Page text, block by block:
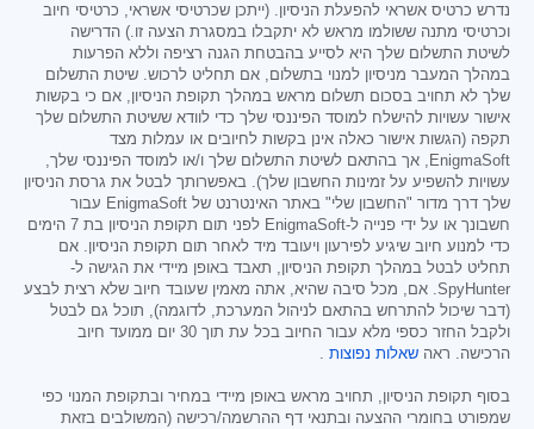
נדרש כרטיס אשראי להפעלת הניסיון. (ייתכן שכרטיסי אשראי, כרטיסי חיוב
וכרטיסי מתנה ששולמו מראש לא יתקבלו במסגרת הצעה זו.) הדרישה
לשיטת התשלום שלך היא לסייע בהבטחת הגנה רציפה וללא הפרעות
במהלך המעבר מניסיון למנוי בתשלום, אם תחליט לרכוש. שיטת התשלום
שלך לא תחויב בסכום תשלום מראש במהלך תקופת הניסיון, אם כי בקשות
אישור עשויות להישלח למוסד הפיננסי שלך כדי לוודא ששיטת התשלום שלך
תקפה (הגשות אישור כאלה אינן בקשות לחיובים או עמלות מצד
EnigmaSoft, אך בהתאם לשיטת התשלום שלך ו/או למוסד הפיננסי שלך,
עשויות להשפיע על זמינות החשבון שלך). באפשרותך לבטל את גרסת הניסיון
שלך דרך מדור "החשבון שלי" באתר האינטרנט של EnigmaSoft עבור
חשבונך או על ידי פנייה ל-EnigmaSoft לפני תום תקופת הניסיון בת 7 הימים
כדי למנוע חיוב שיגיע לפירעון ויעובד מיד לאחר תום תקופת הניסיון. אם
תחליט לבטל במהלך תקופת הניסיון, תאבד באופן מיידי את הגישה ל-
SpyHunter. אם, מכל סיבה שהיא, אתה מאמין שעובד חיוב שלא רצית לבצע
(דבר שיכול להתרחש בהתאם לניהול המערכת, לדוגמה), תוכל גם לבטל
ולקבל החזר כספי מלא עבור החיוב בכל עת תוך 30 יום ממועד חיוב
הרכישה. ראה שאלות נפוצות .
בסוף תקופת הניסיון, תחויב מראש באופן מיידי במחיר ובתקופת המנוי כפי
שמפורט בחומרי ההצעה ובתנאי דף ההרשמה/רכישה (המשולבים בזאת